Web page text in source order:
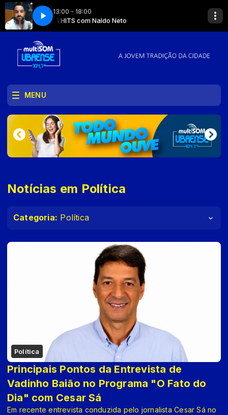
13:00 - 18:00
MULTI HITS com Naldo Neto MULTI HITS
MENU
Notícias em Política
Categoria: Política
Política
Principais Pontos da Entrevista de
Vadinho Baião no Programa "O Fato do
Dia" com Cesar Sá
Em recente entrevista conduzida pelo jornalista Cesar Sá no